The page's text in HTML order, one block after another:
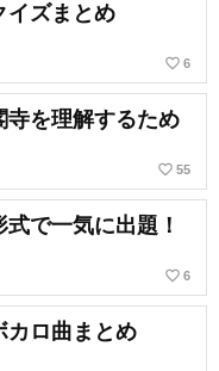
イズまとめ
favorite_border 6
寺を理解するため
favorite_border 55
で一気に出題！
favorite_border 6
カロ曲まとめ